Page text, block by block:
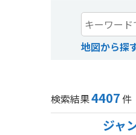
地図から探
検索結果4407件
ジャ